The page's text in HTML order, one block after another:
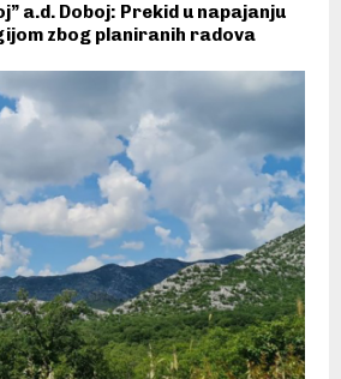
a.d. Doboj: Prekid u napajanju
zbog planiranih radova